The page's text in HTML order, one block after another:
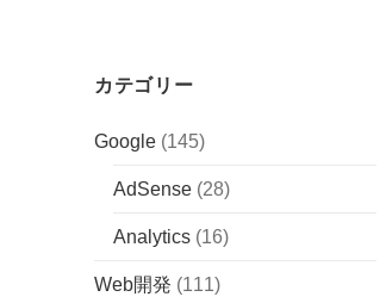
カテゴリー
Google (145)
AdSense (28)
Analytics (16)
Web開発 (111)